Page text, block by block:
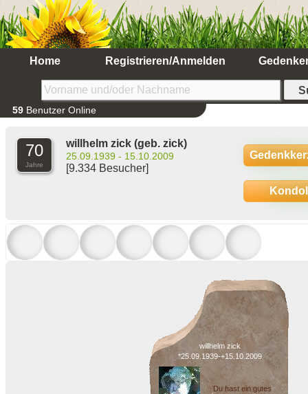
Home Registrieren/Anmelden
59 Benutzer Online
70
Jahre
willhelm zick (geb. zick)
25.09.1939 - 15.10.2009
[9.334 Besucher]
willhelm zick
*25.09.1939-+15.10.2009
Du hast ein gutes